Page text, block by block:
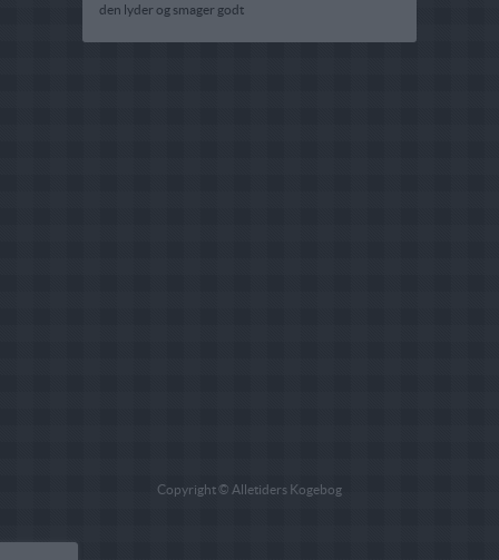
den lyder og smager godt
Copyright © Alletiders Kogebog